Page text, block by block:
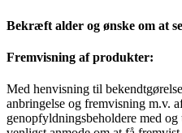
Bekræft alder og ønske om at
Fremvisning af produkter:
Med henvisning til
anbringelse og fremvisning m.v.
genopfyldningsbeholdere med